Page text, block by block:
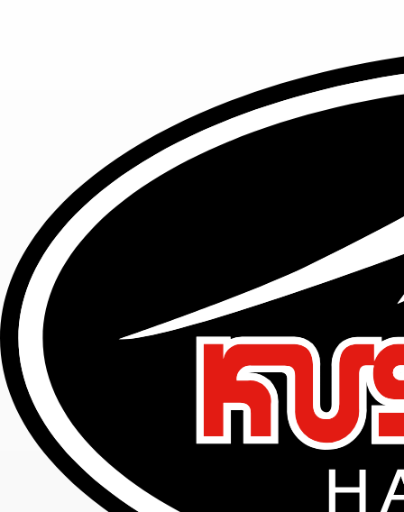
KL-1394U STRETCH CORDURA®
TOP
レディースウェア
KL-1394U STRETCH CORDURA® DENIM(LADIES)
KL-1394U STRETCH
CORDURA® DENIM(LADIES)
ストレッチコーデュラデニム(レディース)